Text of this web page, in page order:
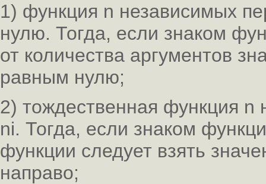
1) функция n независимых
нулю. Тогда, если знаком
от количества аргументов
равным нулю;
2) тождественная функция
ni. Тогда, если знаком
функции следует взять
направо;